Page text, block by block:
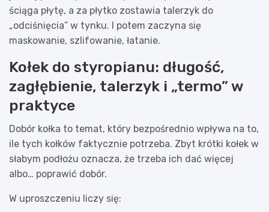
ściąga płytę, a za płytko zostawia talerzyk do
„odciśnięcia” w tynku. I potem zaczyna się
maskowanie, szlifowanie, łatanie.
Kołek do styropianu: długość,
zagłębienie, talerzyk i „termo” w
praktyce
Dobór kołka to temat, który bezpośrednio wpływa na to,
ile tych kołków faktycznie potrzeba. Zbyt krótki kołek w
słabym podłożu oznacza, że trzeba ich dać więcej
albo… poprawić dobór.
W uproszczeniu liczy się: